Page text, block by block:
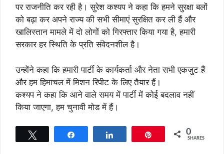
पर राजनीति कर रही है। सुरेश कश्यप ने कहा कि हमने सुरक्षा बलों
को बढ़ा कर अपने राज्य की सभी सीमाएं सुरक्षित कर ली हैं और
खालिस्तान मामले में दो लोगों को गिरफ्तार किया गया है, हमारी
सरकार हर स्थिति के प्रति संवेदनशील है।
उन्होंने कहा कि हमारी पार्टी के कार्यकर्ता और नेता सभी एकजुट हैं
और हम हिमाचल में मिशन रिपीट के लिए तैयार हैं।
कश्यप ने कहा कि आने वाले समय में पार्टी में कोई बदलाव नहीं
किया जाएगा, हम चुनावी मोड में हैं।
0
SHARES